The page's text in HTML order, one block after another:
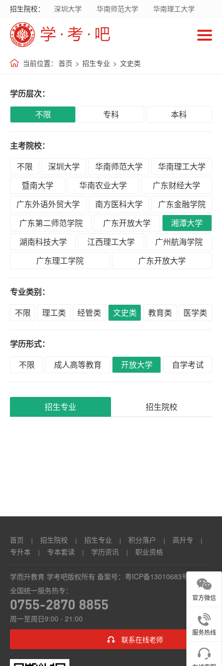
招生院校： 深圳大学 华南师范大学
华南理工大学
暨南大学
华南农业大学
广东外语外贸大学
南方医科大学
学
当前位置： 首页 > 招生专业 > 文史类
学历层次：
不限
专科 本科
主考院校：
不限
深圳大学 华南师范大学
华南理工大学
暨南大学
华南农业大学
广东财经大学
广东外语外贸大学
南方医科大学
广东金融学院
广东第二师范学院
广东开放大学
湘潭大学
湖南科技大学
江西理工大学
广州航海学院
广东理工学院
广东开放大学
专业类别：
不限
理工类 经管类 文史类 教育类 医学类
学历形式：
不限
成人高等教育 开放大学 自学考试
招生专业 招生院校
首页 | 招生院校 | 招生专业 | 积分落户 | 高升专 |
专升本 | 专本套读 | 学历资讯 | 职业资格
学而升教育 学考吧版权所有 备案号： 粤ICP备13010683号
全国统一服务热专：
0755-2870 8855
周一至周日9:00 - 21:00
联系在线老师
官方微信
服务热线